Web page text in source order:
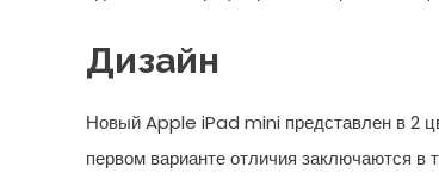
Дизайн
Новый Apple iPad mini представлен в 2
первом варианте отличия заключаются в